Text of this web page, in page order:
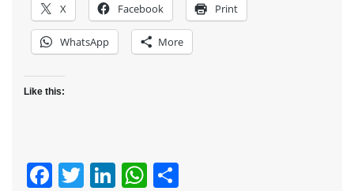
X Facebook Print
WhatsApp More
Like this:
Facebook
TwitterLinkedIn
WhatsApp